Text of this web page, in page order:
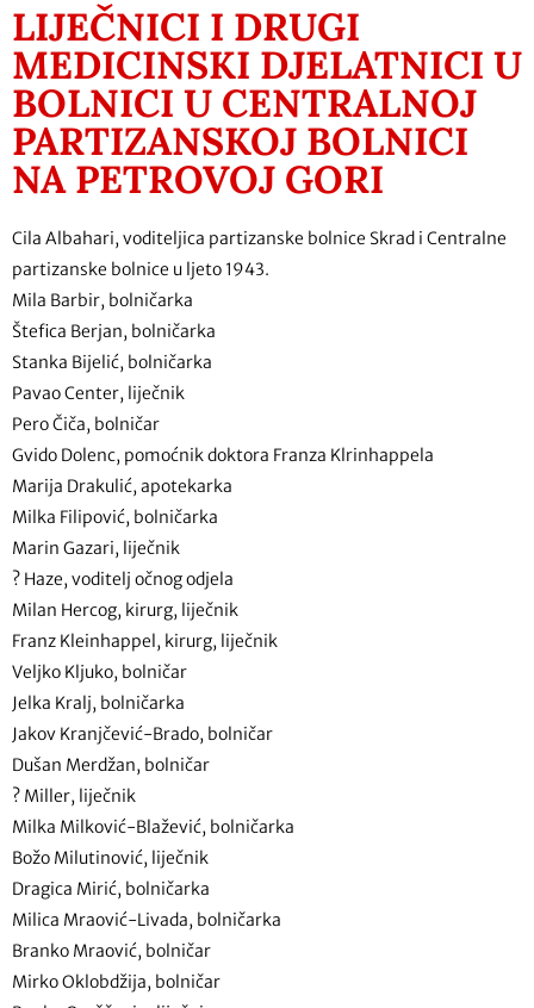
LIJEČNICI I DRUGI
MEDICINSKI DJELATNICI U
BOLNICI U CENTRALNOJ
PARTIZANSKOJ BOLNICI
NA PETROVOJ GORI
Cila Albahari, voditeljica partizanske bolnice Skrad i Centralne
partizanske bolnice u ljeto 1943.
Mila Barbir, bolničarka
Štefica Berjan, bolničarka
Stanka Bijelić, bolničarka
Pavao Center, liječnik
Pero Čiča, bolničar
Gvido Dolenc, pomoćnik doktora Franza Klrinhappela
Marija Drakulić, apotekarka
Milka Filipović, bolničarka
Marin Gazari, liječnik
? Haze, voditelj očnog odjela
Milan Hercog, kirurg, liječnik
Franz Kleinhappel, kirurg, liječnik
Veljko Kljuko, bolničar
Jelka Kralj, bolničarka
Jakov Kranjčević-Brado, bolničar
Dušan Merdžan, bolničar
? Miller, liječnik
Milka Milković-Blažević, bolničarka
Božo Milutinović, liječnik
Dragica Mirić, bolničarka
Milica Mraović-Livada, bolničarka
Branko Mraović, bolničar
Mirko Oklobdžija, bolničar